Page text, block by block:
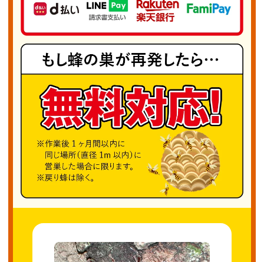
しのために、真心を込めてサポートいたします。